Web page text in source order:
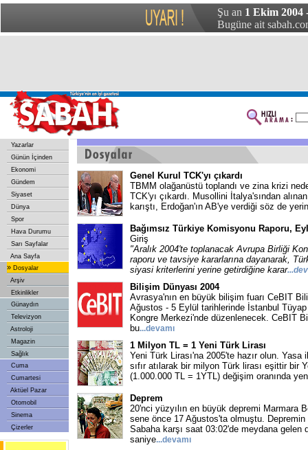
Şu an 1 Ekim 2004
Bugüne ait
Yazarlar
Günün İçinden
Ekonomi
Gündem
Siyaset
Dünya
Spor
Hava Durumu
Sarı Sayfalar
Ana Sayfa
» Dosyalar
Arşiv
Etkinlikler
Günaydın
Televizyon
Astroloji
Magazin
Sağlık
Cuma
Cumartesi
Aktüel Pazar
Otomobil
Sinema
Çizerler
Genel Kurul TCK'yı çıkardı
TBMM olağanüstü toplandı ve zina krizi
TCK'yı çıkardı. Musollini İtalya'sından
karıştı, Erdoğan'ın AB'ye verdiği söz de
Bağımsız Türkiye Komisyonu Raporu,
Giriş
"Aralık 2004'te toplanacak Avrupa Birliği
raporu ve tavsiye kararlarına dayanarak,
siyasi kriterlerini yerine getirdiğine karar
Bilişim Dünyası 2004
Avrasya'nın en büyük bilişim fuarı CeBIT
Ağustos - 5 Eylül tarihlerinde İstanbul
Kongre Merkezi'nde düzenlenecek. CeBIT
bu...devamı
1 Milyon TL = 1 Yeni Türk Lirası
Yeni Türk Lirası'na 2005'te hazır olun. Yasa
sıfır atılarak bir milyon Türk lirası eşittir bir
(1.000.000 TL = 1YTL) değişim oranında
Deprem
20'nci yüzyılın en büyük depremi Marmara
sene önce 17 Ağustos'ta olmuştu.
Sabaha karşı saat 03:02'de meydana gelen
saniye...devamı